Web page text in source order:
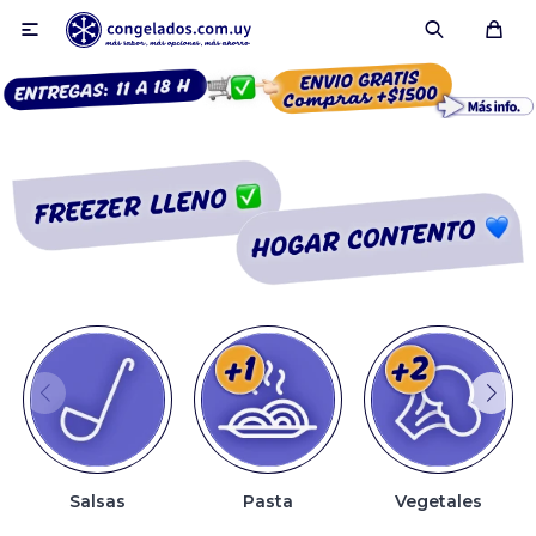

Salsas Pasta Vegetales
Smoothies
Fruta congelada
Pulpas
Pizzas